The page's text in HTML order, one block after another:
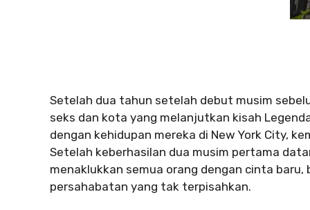
Setelah dua tahun setelah debut musim
seks dan kota yang melanjutkan kisah
dengan kehidupan mereka di New York City,
Setelah keberhasilan dua musim pertama
menaklukkan semua orang dengan cinta
persahabatan yang tak terpisahkan.